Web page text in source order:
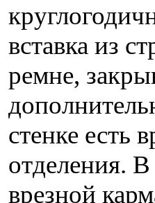
вставка из
ремне,
стенке есть
отделения.
врезной